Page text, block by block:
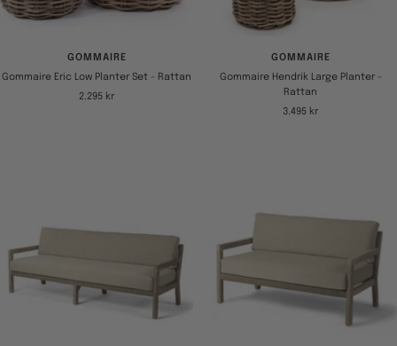
GOMMAIRE
Gommaire Eric Low Planter Set - Rattan
Tilbudspris
2.295 kr
GOMMAIRE
Gommaire Hendrik Large Planter -
Rattan
Tilbudspris
3.495 kr